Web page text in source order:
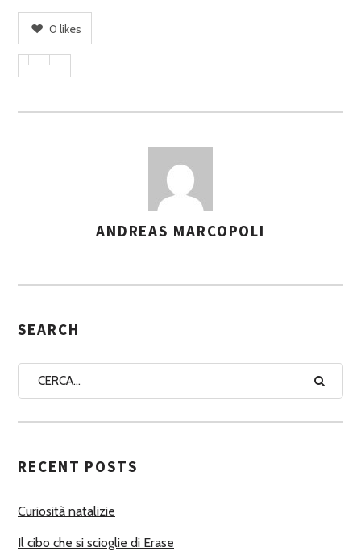
0 likes
S
G
A
U
O
I
ANDREAS MARCOPOLI
SEARCH
RECENT POSTS
Curiosità natalizie
Il cibo che si scioglie di Erase